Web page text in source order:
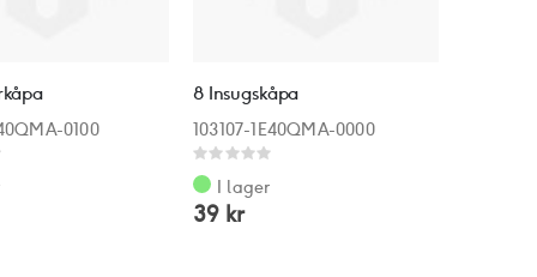
0100
8 Insugskåpa
103107-1E40QMA-0000
Rating:
0%
I lager
39 kr